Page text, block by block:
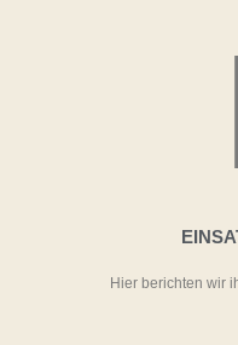
Hier berichten wir